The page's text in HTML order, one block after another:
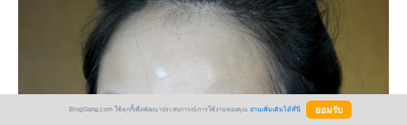
BlogGang.com ใช้คุกกี้เพื่อพัฒนาประสบการณ์การใช้งานของคุณ อ่านเพิ่มเติมได้ที่นี่